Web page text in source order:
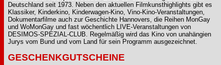
Deutschland seit 1973. Neben den aktuellen Filmkunsthighlights gibt es
Klassiker, Kinderkino, Kinderwagen-Kino, Vino-Kino-Veranstaltungen,
Dokumentarfilme auch zur Geschichte Hannovers, die Reihen MonGay
und WoMonGay und fast wöchentlich LIVE-Veranstaltungen von
DESIMOS-SPEZIAL-CLUB. Regelmäßig wird das Kino von unahängien
Jurys vom Bund und vom Land für sein Programm ausgezeichnet.
GESCHENKGUTSCHEINE